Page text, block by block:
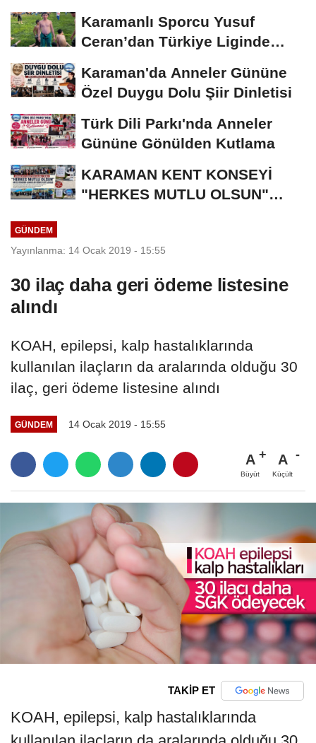
Karamanlı Sporcu Yusuf
Ceran’dan Türkiye Liginde
Karaman'da Anneler Gününe
Özel Duygu Dolu Şiir Dinletisi
Türk Dili Parkı'nda Anneler
Gününe Gönülden Kutlama
KARAMAN KENT KONSEYİ
"HERKES MUTLU OLSUN"
GÜNDEM
Yayınlanma: 14 Ocak 2019 - 15:55
30 ilaç daha geri ödeme listesine
alındı
KOAH, epilepsi, kalp hastalıklarında
kullanılan ilaçların da aralarında olduğu 30
ilaç, geri ödeme listesine alındı
GÜNDEM 14 Ocak 2019 - 15:55
A
Büyüt
A
Küçült
TAKİP ET
KOAH, epilepsi, kalp hastalıklarında